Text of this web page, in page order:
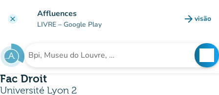
clear Affluences
LIVRE – Google Play arrow_forward visão
(novo
Procura uma instituição
Fac Droit
Université Lyon 2